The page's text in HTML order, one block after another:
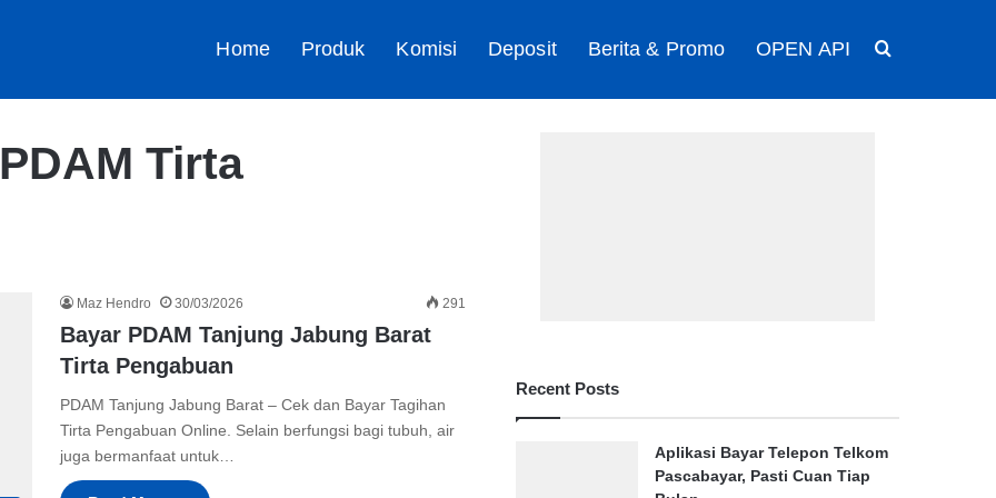
Home Produk Komisi Deposit Berita & Promo OPEN API
Tirta
Maz Hendro 30/03/2026 291
Bayar PDAM Tanjung Jabung Barat
Tirta Pengabuan
PDAM Tanjung Jabung Barat – Cek dan Bayar Tagihan
Tirta Pengabuan Online. Selain berfungsi bagi tubuh, air
juga bermanfaat untuk…
Recent Posts
Aplikasi Bayar Telepon Telkom
Pascabayar, Pasti Cuan Tiap